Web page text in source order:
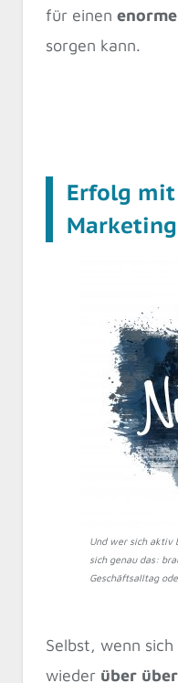
für einen
sorgen kann.
Erfolg
Und wer sich aktiv
sich genau das:
Geschäftsalltag
Selbst, wenn sich
wieder über